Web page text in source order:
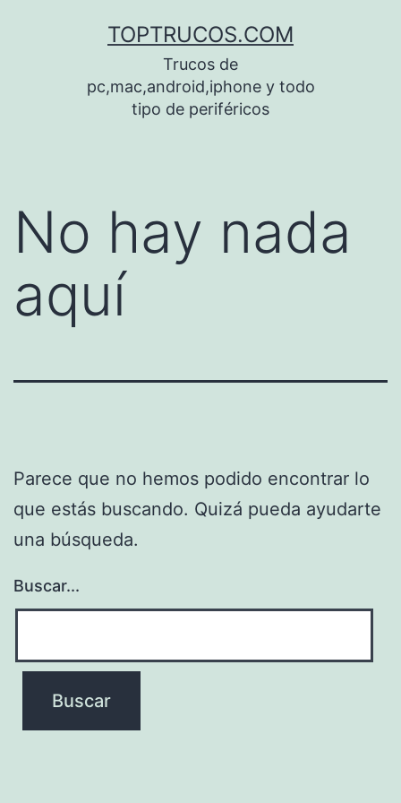
TOPTRUCOS.COM
Trucos de
pc,mac,android,iphone y todo
tipo de periféricos
No hay nada
aquí
Parece que no hemos podido encontrar lo
que estás buscando. Quizá pueda ayudarte
una búsqueda.
Buscar...